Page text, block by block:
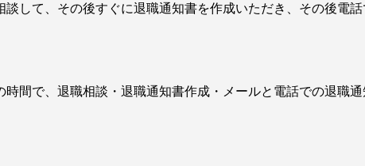
談して、その後すぐに退職通知書を作成いただき、その後電
時間で、退職相談・退職通知書作成・メールと電話での退職